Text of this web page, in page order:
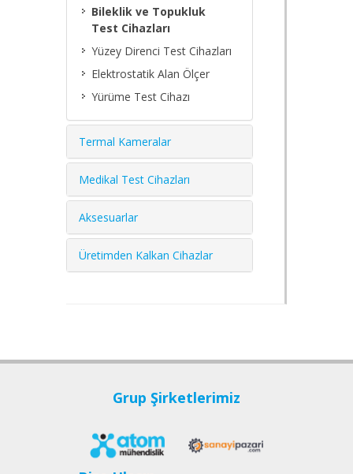
Bileklik ve Topukluk
Test Cihazları
Yüzey Direnci Test Cihazları
Elektrostatik Alan Ölçer
Yürüme Test Cihazı
Termal Kameralar
Medikal Test Cihazları
Aksesuarlar
Üretimden Kalkan Cihazlar
Grup Şirketlerimiz